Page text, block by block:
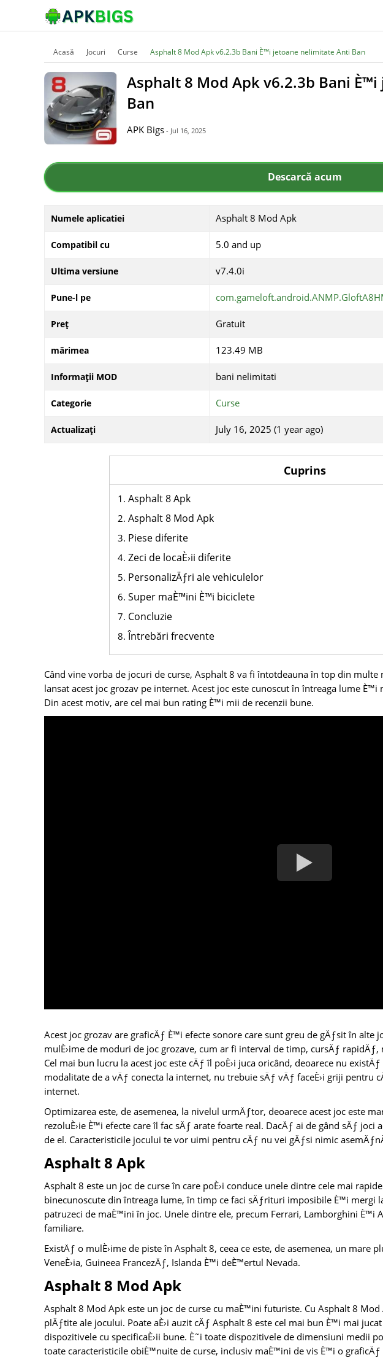
Acasă Jocuri Curse Asphalt 8 Mod Apk v6.2.3b Bani È™i jetoane nelimitate Anti Ban
Asphalt 8 Mod Apk v6.2.3b Bani
Ban
APK Bigs - Jul 16, 2025
Descarcă acum
Numele aplicatiei Asphalt 8 Mod Apk
Compatibil cu 5.0 and up
Ultima versiune v7.4.0i
Pune-l pe
Preț Gratuit
mărimea 123.49 MB
Informații MOD bani nelimitati
Categorie Curse
Actualizați July 16, 2025 (1 year ago)
Cuprins
Asphalt 8 Apk
Asphalt 8 Mod Apk
Piese diferite
Zeci de locaÈ›ii diferite
PersonalizÄƒri ale vehiculelor
Super maÈ™ini È™i biciclete
Concluzie
Întrebări frecvente
Când vine vorba de jocuri de curse, Asphalt 8 va fi întotdeauna în top din
lansat acest joc grozav pe internet. Acest joc este cunoscut în întreaga lume
Din acest motiv, are cel mai bun rating È™i mii de recenzii bune.
Acest joc grozav are graficÄƒ È™i efecte sonore care sunt greu de gÄƒsit în alte
mulÈ›ime de moduri de joc grozave, cum ar fi interval de timp, cursÄƒ
Cel mai bun lucru la acest joc este cÄƒ îl poÈ›i juca oricând, deoarece nu
modalitate de a vÄƒ conecta la internet, nu trebuie sÄƒ vÄƒ faceÈ›i griji pentru
internet.
Optimizarea este, de asemenea, la nivelul urmÄƒtor, deoarece acest joc este
rezoluÈ›ie È™i efecte care îl fac sÄƒ arate foarte real. DacÄƒ ai de gând sÄƒ
de el. Caracteristicile jocului te vor uimi pentru cÄƒ nu vei gÄƒsi nimic
Asphalt 8 Apk
Asphalt 8 este un joc de curse în care poÈ›i conduce unele dintre cele mai
binecunoscute din întreaga lume, în timp ce faci sÄƒrituri imposibile È™i mergi
patruzeci de maÈ™ini în joc. Unele dintre ele, precum Ferrari, Lamborghini È™i
familiare.
ExistÄƒ o mulÈ›ime de piste în Asphalt 8, ceea ce este, de asemenea, un mare
VeneÈ›ia, Guineea FrancezÄƒ, Islanda È™i deÈ™ertul Nevada.
Asphalt 8 Mod Apk
Asphalt 8 Mod Apk este un joc de curse cu maÈ™ini futuriste. Cu Asphalt 8 Mod
plÄƒtite ale jocului. Poate aÈ›i auzit cÄƒ Asphalt 8 este cel mai bun È™i mai
dispozitivele cu specificaÈ›ii bune. È˜i toate dispozitivele de dimensiuni medii
toate caracteristicile obiÈ™nuite de curse, inclusiv maÈ™ini de vis È™i o